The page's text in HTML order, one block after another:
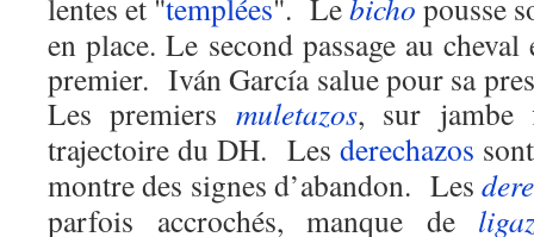
lentes et "templées". Lebicho pousse
en place. Le second passage au
premier. Iván García salue pour sa
Les premiers muletazos, sur jambe
trajectoire du DH. Les derechazos
montre des signes d’abandon. Les
parfois accrochés, manque de